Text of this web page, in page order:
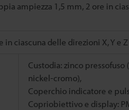
ampiezza 1,5 mm, 2 ore in
in ciascuna delle direzioni X, Y e Z
Custodia: zinco pressofuso
nickel-cromo),
Coperchio indicatore e
Copriobiettivo e display: